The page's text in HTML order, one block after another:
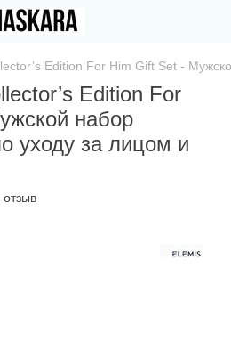
Edition For Him Gift Set -
Edition For
набор
уходу за лицом и
отзыв